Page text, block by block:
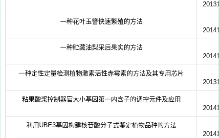
一种花叶玉簪快速繁殖的方法
一种贮藏油梨采后果实的方法
一种定性定量检测植物激素活性赤霉素的方法及其专用芯片
粘果酸浆控制器官大小基因第一内含子的调控元件及应用
利用UBE3基因构建核苷酸分子式鉴定植物品种的方法